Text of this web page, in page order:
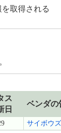
取得される
ス
日
ベンダの
サイボウ